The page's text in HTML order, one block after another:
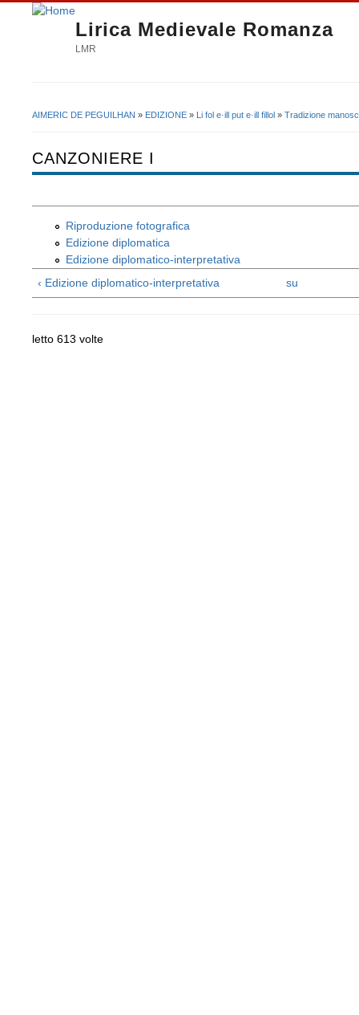
Lirica Medievale Romanza
LMR
AIMERIC DE PEGUILHAN » EDIZIONE » Li fol e·ill put e·ill fillol » Tradizione
CANZONIERE I
Riproduzione fotografica
Edizione diplomatica
Edizione diplomatico-interpretativa
‹ Edizione diplomatico-interpretativa
su
letto 613 volte